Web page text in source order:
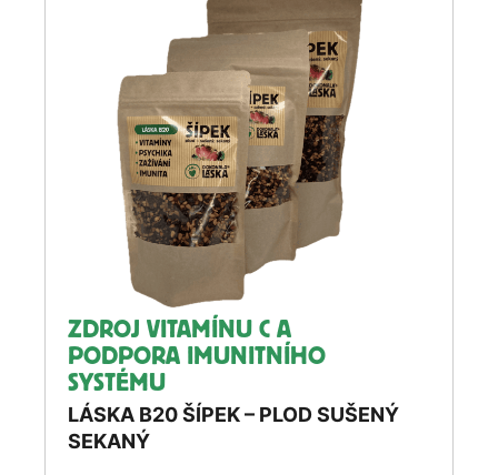
ZDROJ VITAMÍNU C A
PODPORA IMUNITNÍHO
SYSTÉMU
LÁSKA B20 ŠÍPEK – PLOD SUŠENÝ
SEKANÝ